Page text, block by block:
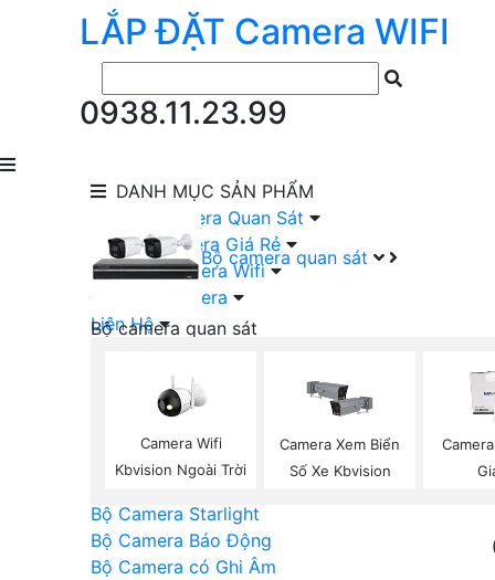
LẮP ĐẶT Camera WIFI
0938.11.23.99
DANH MỤC SẢN PHẨM
Bộ camera quan sát
Bộ camera quan sát
Camera KBVISION Trọn Bộ
Camera DAHUA Trọn Bộ
Camera giá Rẻ Trọn Bộ
Bộ Camera Nên Dùng
Bộ Camera Starlight
Bộ Camera Báo Động
Bộ Camera có Ghi Âm
lắp Đặt Camera Quan Sát
Lắp Bộ Camera Giá Rẻ
Lắp Đặt Camera Wifi
Đầu Ghi Camera
Liên Hệ
Camera Wifi
Kbvision Ngoài Trời
Camera Xem Biển
Số Xe Kbvision